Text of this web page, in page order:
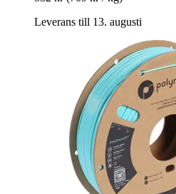
Leverans till 13. augusti